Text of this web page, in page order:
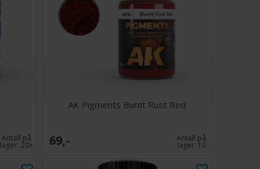
Antall på
lager:20+
AK Pigments Burnt Rust Red
69,- Antall på
lager: 10